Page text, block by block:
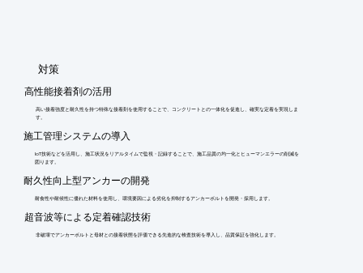
​対策
高性能接着剤の活用
高い接着強度と耐久性を持つ特殊な接着剤を使用することで、コンクリートとの一体化を促進し、確実な定着を実現しま
す。
施工管理システムの導入
IoT技術などを活用し、施工状況をリアルタイムで監視・記録することで、施工品質の均一化とヒューマンエラーの削減を
図ります。
耐久性向上型アンカーの開発
耐食性や耐候性に優れた材料を使用し、環境要因による劣化を抑制するアンカーボルトを開発・採用します。
超音波等による定着確認技術
非破壊でアンカーボルトと母材との接着状態を評価できる先進的な検査技術を導入し、品質保証を強化します。